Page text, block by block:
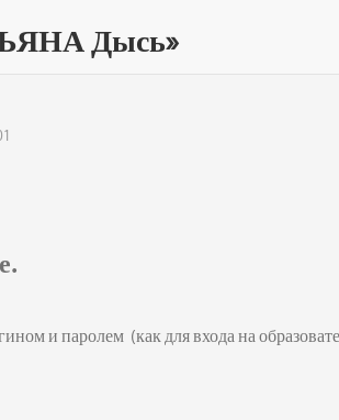
Дысь»
и паролем (как для входа на